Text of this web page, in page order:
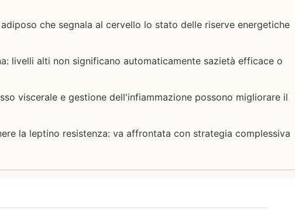
che segnala al cervello lo stato delle riserve energetiche
livelli alti non significano automaticamente sazietà efficace o
viscerale e gestione dell'infiammazione possono migliorare il
la leptino resistenza: va affrontata con strategia complessiva